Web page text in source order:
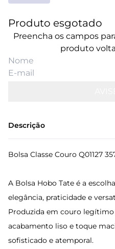
Produto esgotado
Preencha os campos
produto
Descrição
Bolsa Classe Couro Q01127
A Bolsa Hobo Tate é a
elegância, praticidade e
Produzida em couro legítimo
acabamento liso e toque
sofisticado e atemporal.